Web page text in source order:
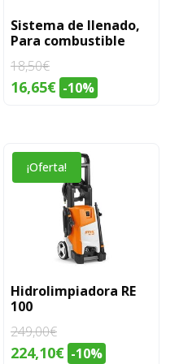
Sistema de llenado,
Para combustible
18,50€
El
era:
18,50€.
16,65€El
es:
16,65€.
-10%
¡Oferta!
Hidrolimpiadora RE
100
249,00€
El
224,10€El-10%